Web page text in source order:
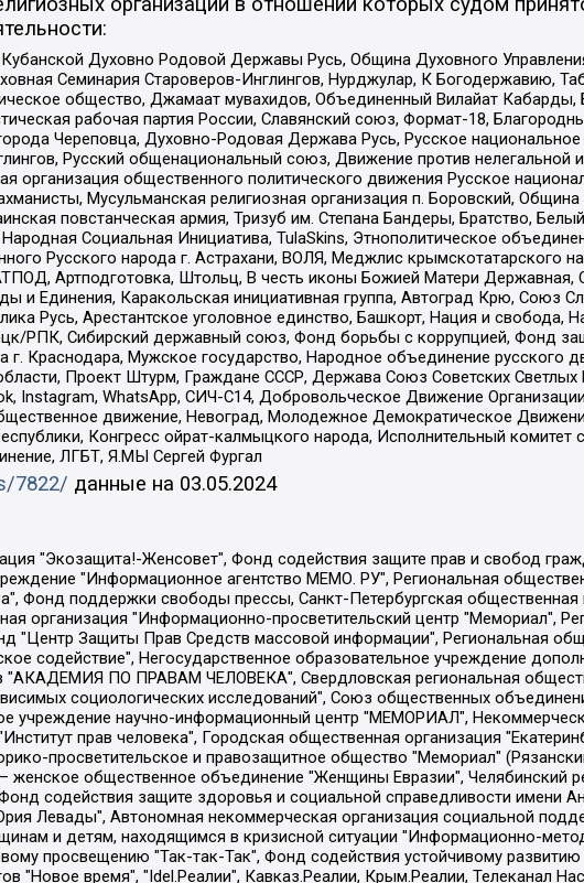
Духовно Родовой Державы Русь, Община Духовного
Семинария Староверов-Инглингов, Нурджулар, К Богодержавию,
общество, Джамаат мувахидов, Объединенный Вилайат Кабарды,
рабочая партия России, Славянский союз, Формат-18,
Череповца, Духовно-Родовая Держава Русь, Русское
Русский общенациональный союз, Движение против нелегальной
организация общественного политического движения Русское
Мусульманская религиозная организация п. Боровский,
повстанческая армия, Тризуб им. Степана Бандеры, Братство,
Социальная Инициатива, TulaSkins, Этнополитическое
Русского народа г. Астрахани, ВОЛЯ, Меджлис крымскотатарского
Артподготовка, Штольц, В честь иконы Божией Матери Державная,
Единения, Каракольская инициативная группа, Автоград Крю, Союз
Русь, Арестантское уголовное единство, Башкорт, Нация и свобода,
РПК, Сибирский державный союз, Фонд борьбы с коррупцией, Фонд
г. Краснодара, Мужское государство, Народное объединение русского
Проект Штурм, Граждане СССР, Держава Союз Советских Светлых
Instagram, WhatsApp, СИЧ-С14, Добровольческое Движение
движение, Невоград, Молодежное Демократическое
Конгресс ойрат-калмыцкого народа, Исполнительный комитет
ЛГБТ, Я.МЫ Сергей Фургал
7822/ данные на 03.05.2024
насилия "НАСИЛИЮ.НЕТ", Межрегиональный профессиональный союз работников здравоохранения "Альянс врачей", Юридическое лицо, зарегистрированное в Латвийской Республике, SIA "Medusa Project" (регистрационный номер 40103797863, дата регистрации 10.06.2014), Некоммерческая организация "Фонд по борьбе с коррупцией", Автономная некоммерческая организация "Институт права и публичной политики", Баданин Роман Сергеевич, Гликин Максим Александрович, Железнова Мария Михайловна, Лукьянова Юлия Сергеевна, Маетная Елизавета Витальевна, Маняхин Петр Борисович, Чуракова Ольга Владимировна, Ярош Юлия Петровна, Юридическое лицо "The Insider SIA", зарегистрированное в Риге, Латвийская Республика (дата регистрации 26.06.2015), являющееся администратором доменного имени интернет-издания "The Insider SIA", https://theins.ru, Постернак Алексей Евгеньевич, Рубин Михаил Аркадьевич, Анин Роман Александрович, Юридическое лицо Istories fonds, зарегистрированное в Латвийской Республике (регистрационный номер 50008295751, дата регистрации 24.02.2020), Великовский Дмитрий Александрович, Долинина Ирина Николаевна, Мароховская Алеся Алексеевна, Шлейнов Роман Юрьевич, Шмагун Олеся Валентиновна, Общество с ограниченной ответственностью "Альтаир 2021", Общество с ограниченной ответственностью "Вега 2021", Общество с ограниченной ответственностью "Главный редактор 2021", Общество с ограниченной ответственностью "Ромашки монолит", Важенков Артем Валерьевич, Ивановская областная общественная организация "Центр гендерных исследований", Гурман Юрий Альбертович, Медиапроект "ОВД-Инфо", Егоров Владимир Владимирович, Жилинский Владимир Александрович, Общество с ограниченной ответственностью "ЗП", Иванова София Юрьевна, Карезина Инна Павловна, Кильтау Екатерина Викторовна, Петров Алексей Викторович, Пискунов Сергей Евгеньевич, Смирнов Сергей Сергеевич, Тихонов Михаил Сергеевич, Общество с ограниченной ответственностью "ЖУРНАЛИСТ-ИНОСТРАННЫЙ АГЕНТ", Арапова Галина Юрьевна, Вольтская Татьяна Анатольевна, Американская компания "Mason G.E.S. Anonymous Foundation" (США), являющаяся владельцем интернет-издания https://mnews.world/, Компания "Stichting Bellingcat", зарегистрированная в Нидерландах (дата регистрации 11.07.2018), Захаров Андрей Вячеславович, Клепиковская Екатерина Дмитриевна, Общество с ограниченной ответственностью "МЕМО", Перл Роман Александрович, Симонов Евгений Алексеевич, Соловьева Елена Анатольевна, Сотников Даниил Владимирович, Сурначева Елизавета Дмитриевна, Автономная некоммерческая организация по защите прав человека и информированию населения "Якутия – Наше Мнение", Общество с ограниченной ответственностью "Москоу диджитал медиа", с 26.01.2023 Общество с ограниченной ответственностью "Чайка Белые сады", Ветошкина Валерия Валерьевна, Заговора Максим Александрович, Межрегиональное общественное движение "Российская ЛГБТ - сеть", Оленичев Максим Владимирович, Павлов Иван Юрьевич, Скворцова Елена Сергеевна, Общество с ограниченной ответственностью "Как бы инагент", Кочетков Игорь Викторович, Общество с ограниченной ответственностью "Честные выборы", Еланчик Олег Александрович, Общество с ограниченной ответственностью "Нобелевский призыв", Гималова Регина Эмилевна, Григорьев Андрей Валерьевич, Григорьева Алина Александровна, Ассоциация по содействию защите прав призывников, альтернативнослужащих и военнослужащих "Правозащитная группа "Гражданин.Армия.Право", Хисамова Регина Фаритовна, Автономная некоммерческая организация по реализации социально-правовых программ "Лилит", Дальневосточное общественное движение "Маяк", Санкт-Петербургская ЛГБТ-инициативная группа "Выход", Инициативная группа ЛГБТ+ "Реверс", Алексеев Андрей Викторович, Бекбулатова Таисия Львовна, Беляев Иван Михайлович, Владыкина Елена Сергеевна, Гельман Марат Александрович, Никульшина Вероника Юрьевна, Толоконникова Надежда Андреевна, Шендерович Виктор Анатольевич, Общество с ограниченной ответственностью "Данное сообщение", Общество с ограниченной ответственностью Издательский дом "Новая глава", Айнбиндер Александра Александровна, Московский комьюнити-центр для ЛГБТ+инициатив, Благотворительный фонд развития филантропии, Deutsche Welle (Германия, Kurt-Schumacher-Strasse 3, 53113 Bonn), Борзунова Мария Михайловна, Воробьев Виктор Викторович, Голубева Анна Львовна, Константинова Алла Михайловна, Малкова Ирина Владимировна, Мурадов Мурад Абдулгалимович, Осетинская Елизавета